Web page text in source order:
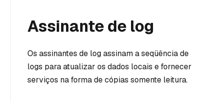
Assinante de log
Os assinantes de log assinam a seqüência de
logs para atualizar os dados locais e fornecer
serviços na forma de cópias somente leitura.